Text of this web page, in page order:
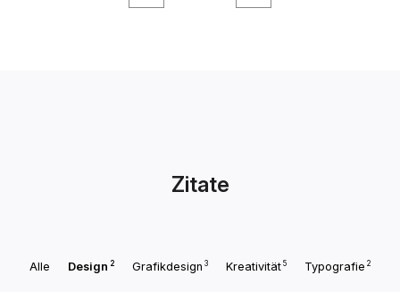
Zitate
Alle Design 2 Grafikdesign 3 Kreativität5 Typografie 2